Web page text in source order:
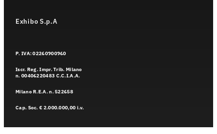
Exhibo S.p.A
P. IVA: 02260900960
Iscr. Reg. Impr. Trib. Milano
n. 00406220483 C.C.I.A.A.
Milano R.E.A. n. 522658
Cap. Soc. € 2.000.000,00 i.v.